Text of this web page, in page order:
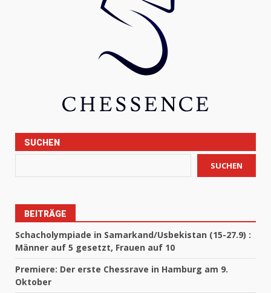
SUCHEN
SUCHEN
BEITRÄGE
Schacholympiade in Samarkand/Usbekistan (15-27.9) :
Männer auf 5 gesetzt, Frauen auf 10
Premiere: Der erste Chessrave in Hamburg am 9.
Oktober